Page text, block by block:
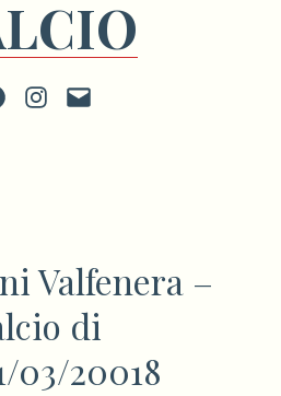
Instagram
scrivi
Valfenera –
di
03/20018